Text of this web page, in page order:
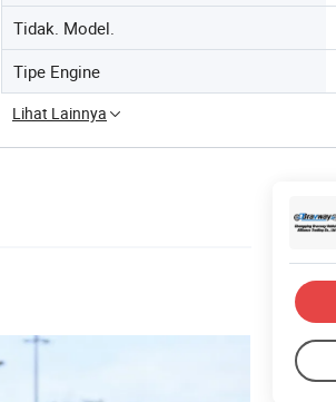
Tidak. Model.
Tipe Engine
Lihat Lainnya